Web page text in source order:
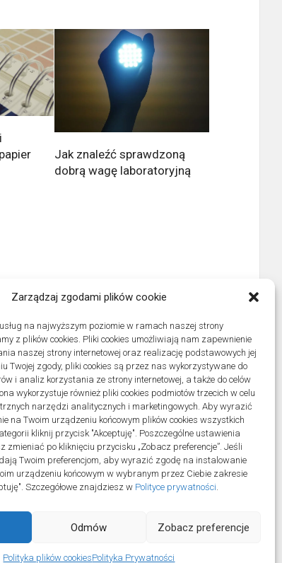
Zarządzaj zgodami plików cookie
na najwyższym poziomie w ramach naszej strony
z plików cookies. Pliki cookies umożliwiają nam zapewnienie
naszej strony internetowej oraz realizację podstawowych jej
Twojej zgody, pliki cookies są przez nas wykorzystywane do
i analiz korzystania ze strony internetowej, a także do celów
wykorzystuje również pliki cookies podmiotów trzecich w celu
narzędzi analitycznych i marketingowych. Aby wyrazić
na Twoim urządzeniu końcowym plików cookies wszystkich
kliknij przycisk "Akceptuję". Poszczególne ustawienia
zmieniać po kliknięciu przycisku „Zobacz preferencje”. Jeśli
Twoim preferencjom, aby wyrazić zgodę na instalowanie
urządzeniu końcowym w wybranym przez Ciebie zakresie
Szczegółowe znajdziesz w Polityce prywatności.
Odmów Zobacz preferencje
Polityka plików cookiesPolityka Prywatności
Jak znaleźć sprawdzoną
dobrą wagę laboratoryjną
Reserved.